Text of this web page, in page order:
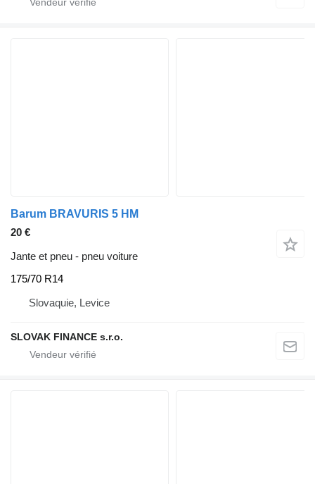
Barum BRAVURIS 5 HM
20 €
Jante et pneu - pneu voiture
175/70 R14
Slovaquie, Levice
SLOVAK FINANCE s.r.o.